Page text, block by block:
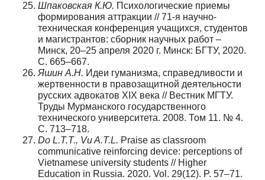
Шпаковская К.Ю. Психологические приемы
формирования аттракции // 71-я научно-
техническая конференция учащихся, студентов
и магистрантов: сборник научных работ –
Минск, 20–25 апреля 2020 г. Минск: БГТУ, 2020.
C. 665–667.
Яшин А.Н. Идеи гуманизма, справедливости и
жертвенности в правозащитной деятельности
русских адвокатов XIX века // Вестник МГТУ.
Труды Мурманского государственного
технического университета. 2008. Том 11. № 4.
С. 713–718.
Do L.T.T., VuA.T.L. Praise as classroom
communicative reinforcing device: perceptions of
Vietnamese university students // Higher
Education in Russia. 2020. Vol. 29(12). P. 57–71.